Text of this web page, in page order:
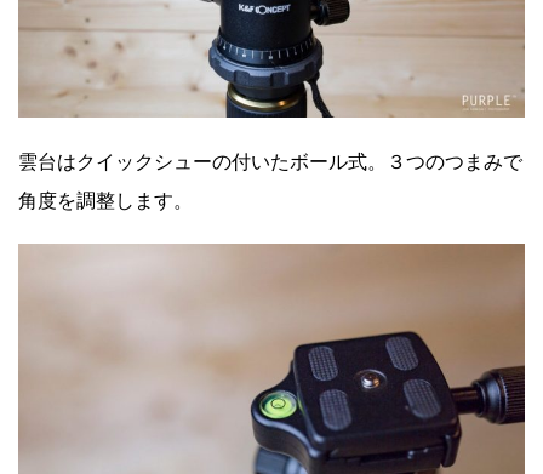
雲台はクイックシューの付いたボール式。３つのつまみで
角度を調整します。